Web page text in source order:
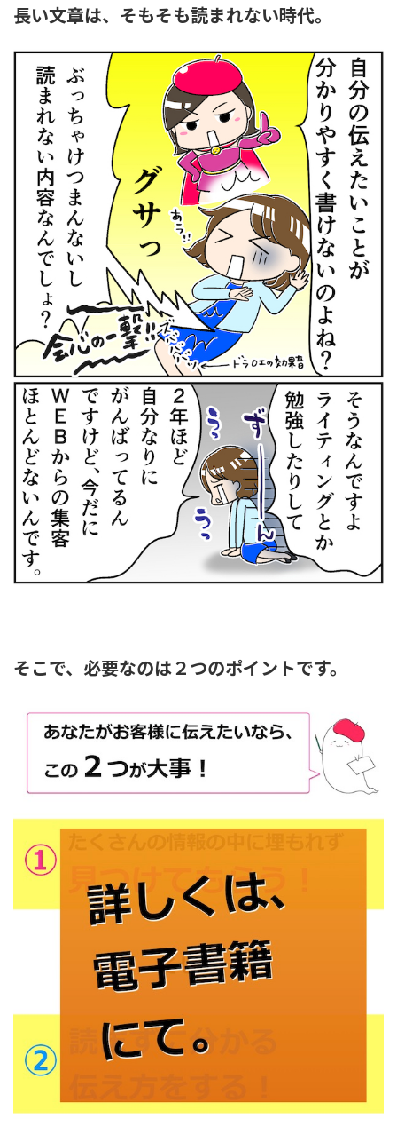
長い文章は、そもそも読まれない時代。
そこで、必要なのは２つのポイントです。